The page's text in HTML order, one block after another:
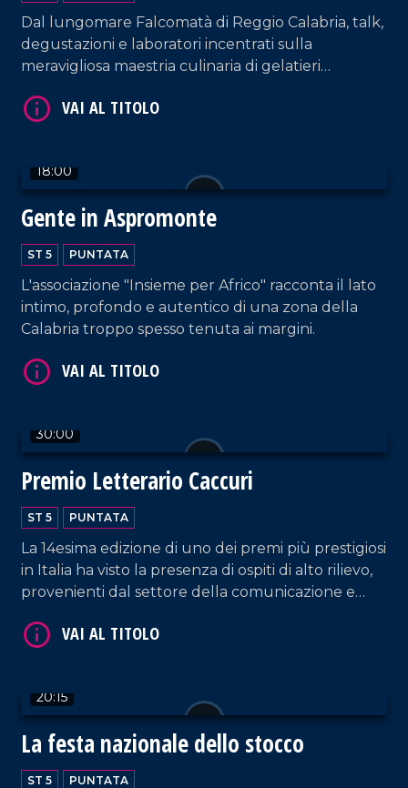
Dal lungomare Falcomatà di Reggio Calabria, talk,
degustazioni e laboratori incentrati sulla
meravigliosa maestria culinaria di gelatieri
18:00
Gente in Aspromonte
ST 5 PUNTATA
L'associazione "Insieme per Africo" racconta il lato
intimo, profondo e autentico di una zona della
Calabria troppo spesso tenuta ai margini.
30:00
Premio Letterario Caccuri
ST 5 PUNTATA
La 14esima edizione di uno dei premi più prestigiosi
in Italia ha visto la presenza di ospiti di alto rilievo,
provenienti dal settore della comunicazione e
20:15
La festa nazionale dello stocco
ST 5 PUNTATA
VAI AL TITOLO
VAI AL TITOLO
VAI AL TITOLO
VAI AL TITOLO